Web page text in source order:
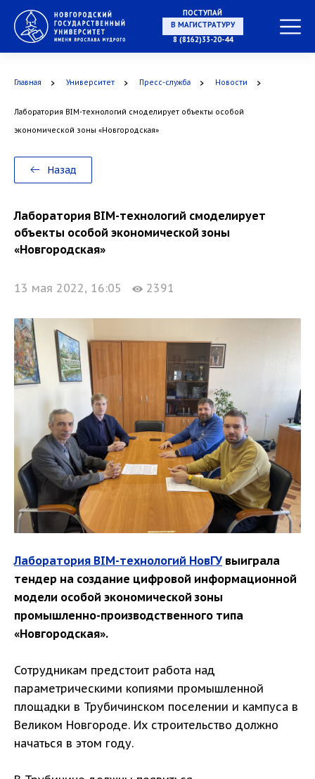
ПОСТУПАЙ
В МАГИСТРАТУРУ
8 (8162)33-20-44
Главная Университет Пресс-служба Новости
Лаборатория BIM-технологий смоделирует объекты особой
экономической зоны «Новгородская»
Назад
Лаборатория BIM-технологий смоделирует
объекты особой экономической зоны
«Новгородская»
13 мая 2022, 16:05 2391
Лаборатория BIM-технологий НовГУ выиграла
тендер на создание цифровой информационной
модели особой экономической зоны
промышленно-производственного типа
«Новгородская».
Сотрудникам предстоит работа над
параметрическими копиями промышленной
площадки в Трубичинском поселении и кампуса в
Великом Новгороде. Их строительство должно
начаться в этом году.